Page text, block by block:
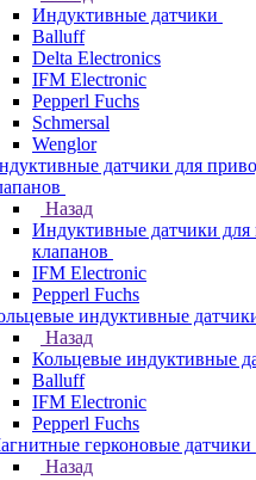
Индуктивные датчики
Balluff
Delta Electronics
IFM Electronic
Pepperl Fuchs
Schmersal
Wenglor
датчики для
Назад
Индуктивные датчики для
клапанов
IFM Electronic
Pepperl Fuchs
индуктивные
Назад
Кольцевые индуктивные
Balluff
IFM Electronic
Pepperl Fuchs
герконовые датчики
Назад